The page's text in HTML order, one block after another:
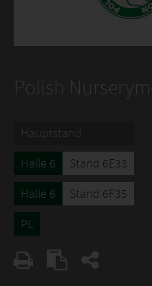
Polish
Hauptstand
Halle 6
Stand 6E33
Halle 6
Stand 6F35
PL